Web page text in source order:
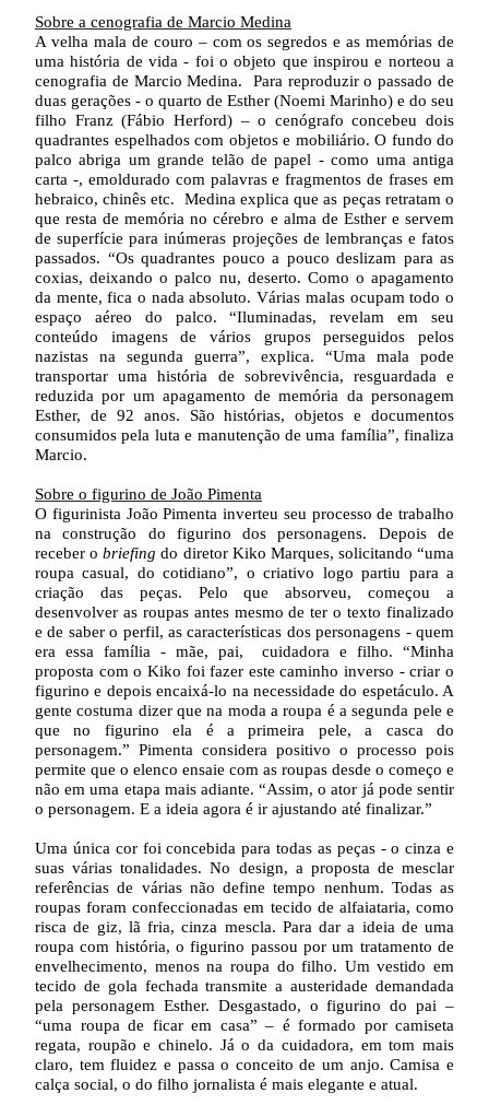
Sobre a cenografia de Marcio Medina
A velha mala de couro – com os segredos e as memórias de
uma história de vida - foi o objeto que inspirou e norteou a
cenografia de Marcio Medina. Para reproduzir o passado de
duas gerações - o quarto de Esther (Noemi Marinho) e do seu
filho Franz (Fábio Herford) – o cenógrafo concebeu dois
quadrantes espelhados com objetos e mobiliário. O fundo do
palco abriga um grande telão de papel - como uma antiga
carta -, emoldurado com palavras e fragmentos de frases em
hebraico, chinês etc. Medina explica que as peças retratam o
que resta de memória no cérebro e alma de Esther e servem
de superfície para inúmeras projeções de lembranças e fatos
passados. “Os quadrantes pouco a pouco deslizam para as
coxias, deixando o palco nu, deserto. Como o apagamento
da mente, fica o nada absoluto. Várias malas ocupam todo o
espaço aéreo do palco. “Iluminadas, revelam em seu
conteúdo imagens de vários grupos perseguidos pelos
nazistas na segunda guerra”, explica. “Uma mala pode
transportar uma história de sobrevivência, resguardada e
reduzida por um apagamento de memória da personagem
Esther, de 92 anos. São histórias, objetos e documentos
consumidos pela luta e manutenção de uma família”, finaliza
Marcio.
Sobre o figurino de João Pimenta
O figurinista João Pimenta inverteu seu processo de trabalho
na construção do figurino dos personagens. Depois de
receber obriefingdo diretor Kiko Marques, solicitando “uma
roupa casual, do cotidiano”, o criativo logo partiu para a
criação das peças. Pelo que absorveu, começou a
desenvolver as roupas antes mesmo de ter o texto finalizado
e de saber o perfil, as características dos personagens - quem
era essa família - mãe, pai, cuidadora e filho. “Minha
proposta com o Kiko foi fazer este caminho inverso - criar o
figurino e depois encaixá-lo na necessidade do espetáculo. A
gente costuma dizer que na moda a roupa é a segunda pele e
que no figurino ela é a primeira pele, a casca do
personagem.” Pimenta considera positivo o processo pois
permite que o elenco ensaie com as roupas desde o começo e
não em uma etapa mais adiante. “Assim, o ator já pode sentir
o personagem. E a ideia agora é ir ajustando até finalizar.”
Uma única cor foi concebida para todas as peças - o cinza e
suas várias tonalidades. No design, a proposta de mesclar
referências de várias não define tempo nenhum. Todas as
roupas foram confeccionadas em tecido de alfaiataria, como
risca de giz, lã fria, cinza mescla. Para dar a ideia de uma
roupa com história, o figurino passou por um tratamento de
envelhecimento, menos na roupa do filho. Um vestido em
tecido de gola fechada transmite a austeridade demandada
pela personagem Esther. Desgastado, o figurino do pai –
“uma roupa de ficar em casa” – é formado por camiseta
regata, roupão e chinelo. Já o da cuidadora, em tom mais
claro, tem fluidez e passa o conceito de um anjo. Camisa e
calça social, o do filho jornalista é mais elegante e atual.